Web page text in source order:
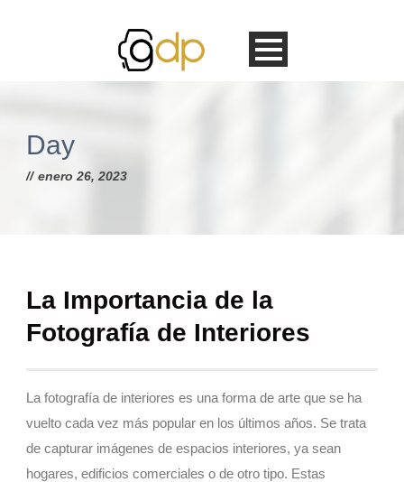
Day
enero 26, 2023
La Importancia de la
Fotografía de Interiores
La fotografía de interiores es una forma de arte que se ha
vuelto cada vez más popular en los últimos años. Se trata
de capturar imágenes de espacios interiores, ya sean
hogares, edificios comerciales o de otro tipo. Estas